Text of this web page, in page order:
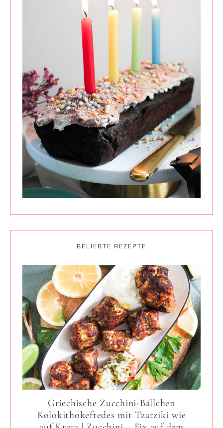
BELIEBTE REZEPTE
Griechische Zucchini-Bällchen
Kolokithokeftedes mit Tzatziki wie